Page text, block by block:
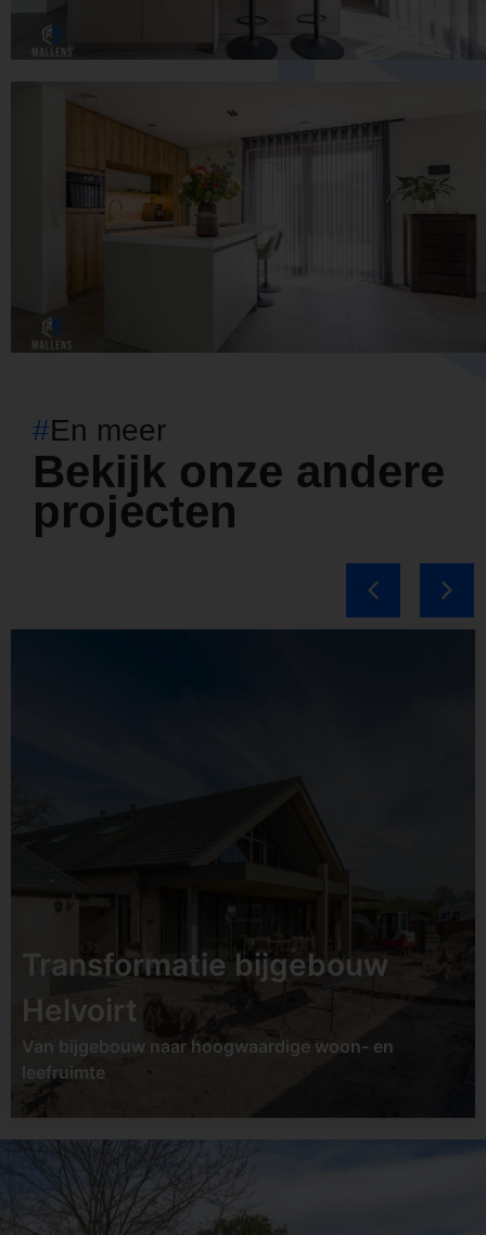
#En meer
Bekijk onze andere
projecten
Bekijk project
Transformatie bijgebouw
Helvoirt
Van bijgebouw naar hoogwaardige woon- en
leefruimte